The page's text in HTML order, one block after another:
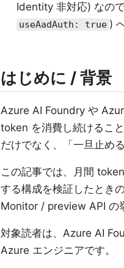
Identity 非対応) なの
useAadAuth: true )
はじめに / 背景
Azure AI Foundry や
token を消費し続けるこ
だけでなく、「一旦止め
この記事では、月間
する構成を検証したとき
Monitor / preview API の
対象読者は、Azure AI
Azure エンジニアです。